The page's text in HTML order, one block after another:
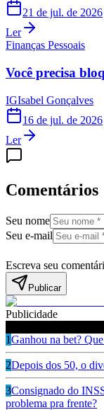
21 de jul. de 2026
Ler
Finanças Pessoais
Você precisa
IGIsabel Gonçalves
16 de jul. de 2026
Ler
Comentários
Seu nome
Seu e-mail
Escreva seu
Publicar
Publicidade
1Ganhou na bet?
2Depois dos 50, o
3Consignado do
problema pra frente?